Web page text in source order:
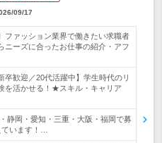
09/17
ファッション業界で働きたい求職者
ニーズに合ったお仕事の紹介・アフ
卒歓迎／20代活躍中】学生時代のリ
を活かせる！★スキル・キャリア
静岡・愛知・三重・大阪・福岡で募
います！…